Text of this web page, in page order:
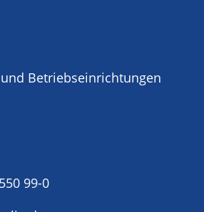
und Betriebseinrichtungen
99-0